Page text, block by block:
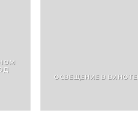
ОСВЕЩЕНИЕ В